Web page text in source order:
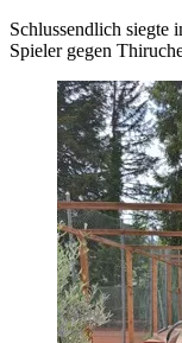
Schlussendlich siegte
Spieler gegen